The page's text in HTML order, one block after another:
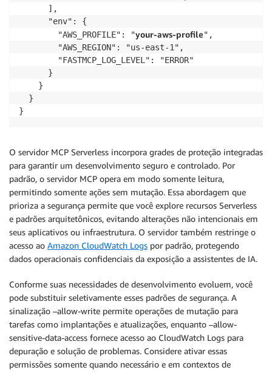
      ],
      "env": {
        "AWS_PROFILE": "
your-aws-profile",
        "AWS_REGION": "us-east-1",
        "FASTMCP_LOG_LEVEL": "ERROR"
      }
    }
  }
}
O servidor MCP Serverless incorpora grades de proteção integradas
para garantir um desenvolvimento seguro e controlado. Por
padrão, o servidor MCP opera em modo somente leitura,
permitindo somente ações sem mutação. Essa abordagem que
prioriza a segurança permite que você explore recursos Serverless
e padrões arquitetônicos, evitando alterações não intencionais em
seus aplicativos ou infraestrutura. O servidor também restringe o
acesso ao Amazon CloudWatch Logs por padrão, protegendo
dados operacionais confidenciais da exposição a assistentes de IA.
Conforme suas necessidades de desenvolvimento evoluem, você
pode substituir seletivamente esses padrões de segurança. A
sinalização –allow-write permite operações de mutação para
tarefas como implantações e atualizações, enquanto –allow-
sensitive-data-access fornece acesso ao CloudWatch Logs para
depuração e solução de problemas. Considere ativar essas
permissões somente quando necessário e em contextos de